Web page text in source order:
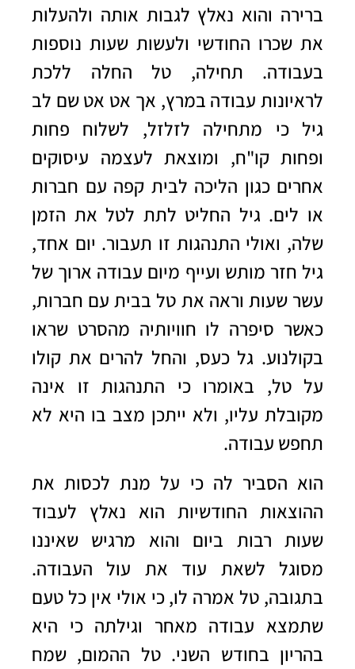
ברירה והוא נאלץ לגבות אותה ולהעלות
את שכרו החודשי ולעשות שעות נוספות
בעבודה. תחילה, טל החלה ללכת
לראיונות עבודה במרץ, אך אט אט שם לב
גיל כי מתחילה לזלזל, לשלוח פחות
ופחות קו"ח, ומוצאת לעצמה עיסוקים
אחרים כגון הליכה לבית קפה עם חברות
או לים. גיל החליט לתת לטל את הזמן
שלה, ואולי התנהגות זו תעבור. יום אחד,
גיל חזר מותש ועייף מיום עבודה ארוך של
עשר שעות וראה את טל בבית עם חברות,
כאשר סיפרה לו חוויותיה מהסרט שראו
בקולנוע. גל כעס, והחל להרים את קולו
על טל, באומרו כי התנהגות זו אינה
מקובלת עליו, ולא ייתכן מצב בו היא לא
תחפש עבודה.
הוא הסביר לה כי על מנת לכסות את
ההוצאות החודשיות הוא נאלץ לעבוד
שעות רבות ביום והוא מרגיש שאיננו
מסוגל לשאת עוד את עול העבודה.
בתגובה, טל אמרה לו, כי אולי אין כל טעם
שתמצא עבודה מאחר וגילתה כי היא
בהריון בחודש השני. טל ההמום, שמח